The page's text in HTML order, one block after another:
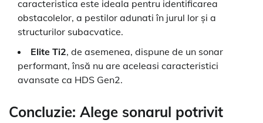
caracteristica este ideala pentru identificarea
obstacolelor, a pestilor adunati în jurul lor și a
structurilor subacvatice.
Elite Ti2, de asemenea, dispune de un sonar
performant, însă nu are aceleasi caracteristici
avansate ca HDS Gen2.
Concluzie: Alege sonarul potrivit